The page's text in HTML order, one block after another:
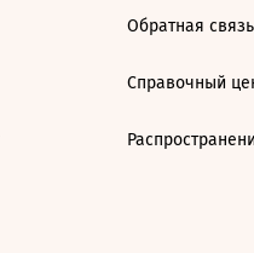
Обратная связь
Справочный